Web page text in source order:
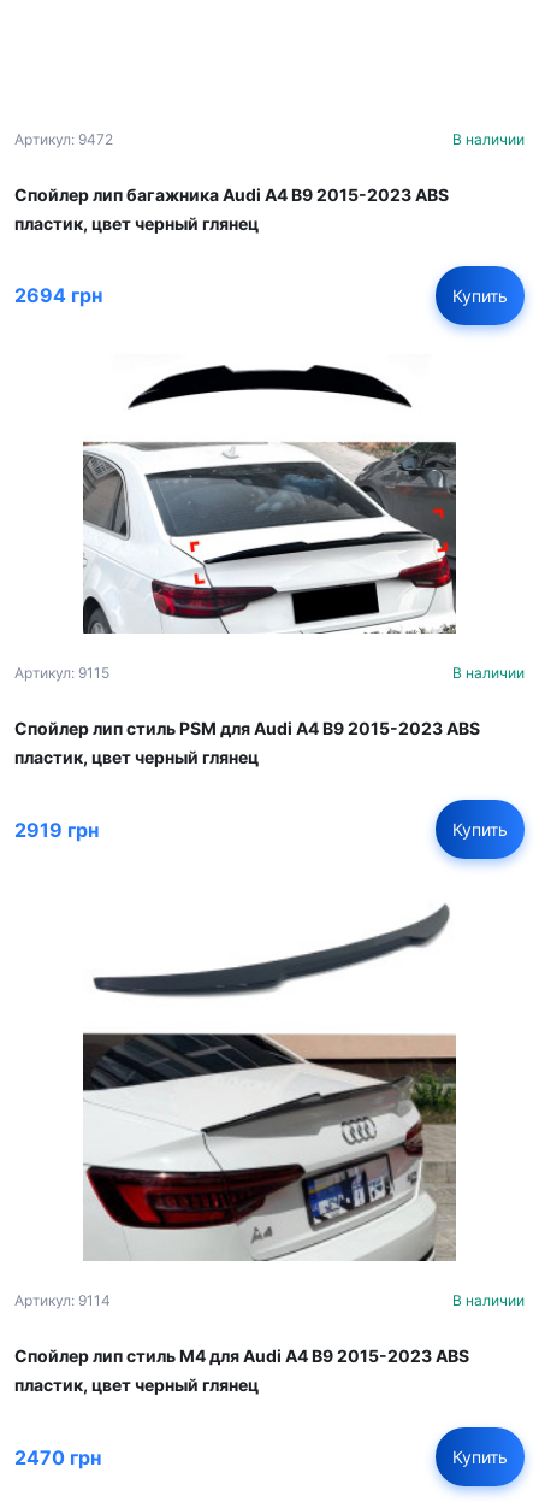
Артикул: 9472 В наличии
Спойлер лип багажника Audi A4 B9 2015-2023 ABS
пластик, цвет черный глянец
2694 грн Купить
Артикул: 9115 В наличии
Спойлер лип стиль PSM для Audi A4 B9 2015-2023 ABS
пластик, цвет черный глянец
2919 грн Купить
Артикул: 9114 В наличии
Спойлер лип стиль M4 для Audi A4 B9 2015-2023 ABS
пластик, цвет черный глянец
2470 грн Купить